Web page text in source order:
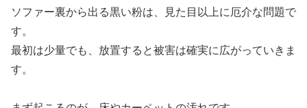
ソファー裏から出る黒い粉は、見た目以上に厄介な問題で
す。
最初は少量でも、放置すると被害は確実に広がっていきま
す。